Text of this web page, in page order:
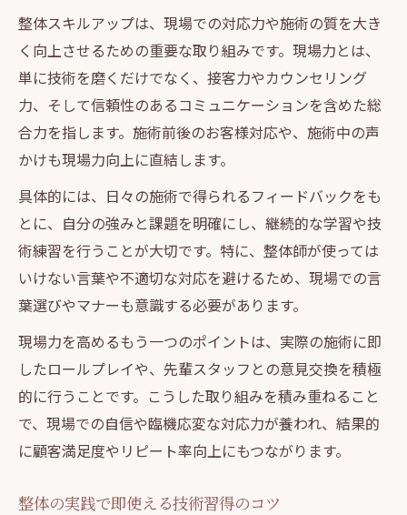
整体技術と表現力の両立が信頼を生む理由
整体現場で役立つリスク回避の接客術
施術中に整体師が注意すべき言葉選び
スキルアップを目指すなら知識と施術の両面強
化を
整体知識と施術力を同時に伸ばす方法
整体スキルアップに必要な学習手段の選び
方
知識と技術を両立させる整体師の成長戦略
整体スキルアップで差がつく研修活用法
る
整体で信頼される接客マナーと施術力の磨き方
整体で信頼されるための接客マナー実践術
施術力アップが叶えるリピーター獲得法
ツ
整体スキルアップは、現場での対応力や施術の質を大き
く向上させるための重要な取り組みです。現場力とは、
単に技術を磨くだけでなく、接客力やカウンセリング
力、そして信頼性のあるコミュニケーションを含めた総
合力を指します。施術前後のお客様対応や、施術中の声
かけも現場力向上に直結します。
具体的には、日々の施術で得られるフィードバックをも
とに、自分の強みと課題を明確にし、継続的な学習や技
術練習を行うことが大切です。特に、整体師が使っては
いけない言葉や不適切な対応を避けるため、現場での言
葉選びやマナーも意識する必要があります。
現場力を高めるもう一つのポイントは、実際の施術に即
したロールプレイや、先輩スタッフとの意見交換を積極
的に行うことです。こうした取り組みを積み重ねること
で、現場での自信や臨機応変な対応力が養われ、結果的
に顧客満足度やリピート率向上にもつながります。
整体の実践で即使える技術習得のコツ